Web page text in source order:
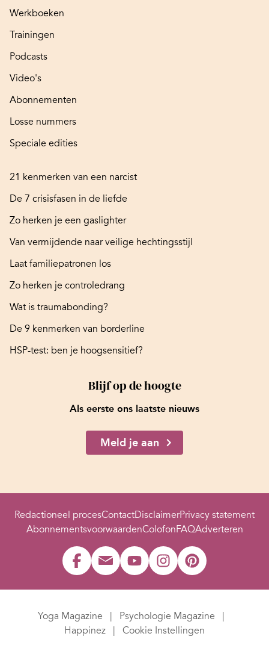
Werkboeken
Trainingen
Podcasts
Video's
Abonnementen
Losse nummers
Speciale edities
21 kenmerken van een narcist
De 7 crisisfasen in de liefde
Zo herken je een gaslighter
Van vermijdende naar veilige hechtingsstijl
Laat familiepatronen los
Zo herken je controledrang
Wat is traumabonding?
De 9 kenmerken van borderline
HSP-test: ben je hoogsensitief?
Blijf op de hoogte
Als eerste ons laatste nieuws
Meld je aan
Redactioneel procesContactDisclaimerPrivacy statement
AbonnementsvoorwaardenColofonFAQAdverteren
Yoga Magazine
Psychologie Magazine
Happinez
Cookie Instellingen